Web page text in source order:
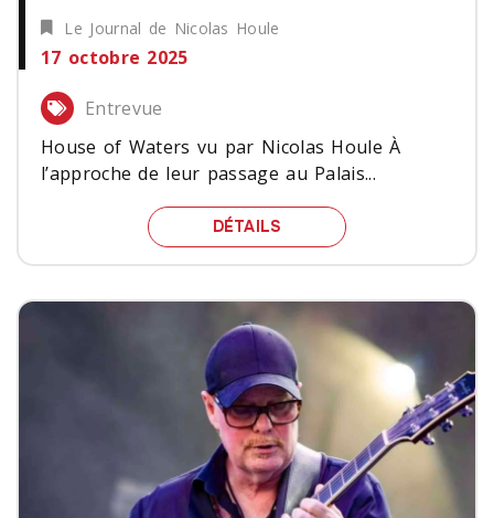
Le Journal de Nicolas Houle
17 octobre 2025
Entrevue
House of Waters vu par Nicolas Houle À
l’approche de leur passage au Palais...
DÉTAILS HOUSE OF WATERS VU